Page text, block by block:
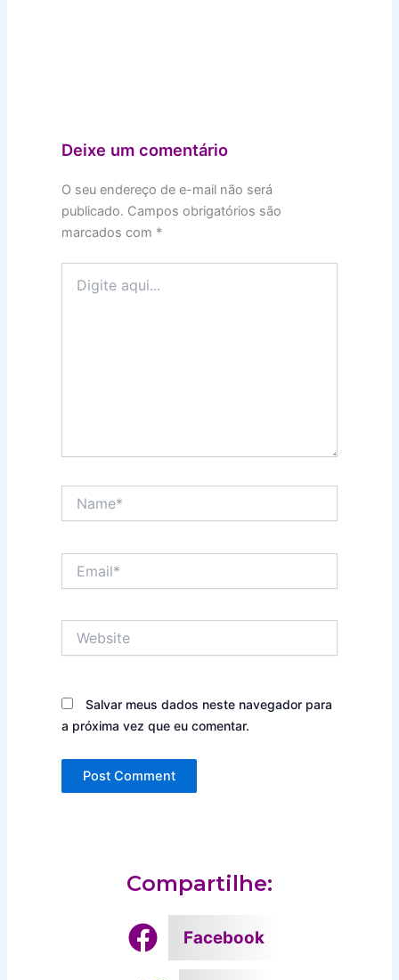
Deixe um comentário
O seu endereço de e-mail não será
publicado. Campos obrigatórios são
marcados com *
aqui...
Salvar meus dados neste navegador para
a próxima vez que eu comentar.
Compartilhe:
Facebook